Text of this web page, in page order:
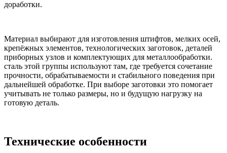
доработки.
Материал выбирают для изготовления штифтов, мелких осей,
крепёжных элементов, технологических заготовок, деталей
приборных узлов и комплектующих для металлообработки.
сталь этой группы используют там, где требуется сочетание
прочности, обрабатываемости и стабильного поведения при
дальнейшей обработке. При выборе заготовки это помогает
учитывать не только размеры, но и будущую нагрузку на
готовую деталь.
Технические особенности